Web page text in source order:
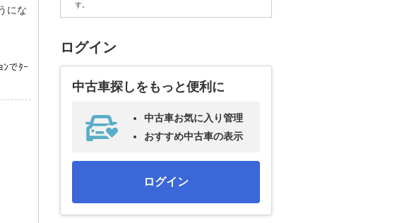
にな
ﾝでﾀｰ
す。
ログイン
中古車探しをもっと便利に
中古車お気に入り管理
おすすめ中古車の表示
ログイン